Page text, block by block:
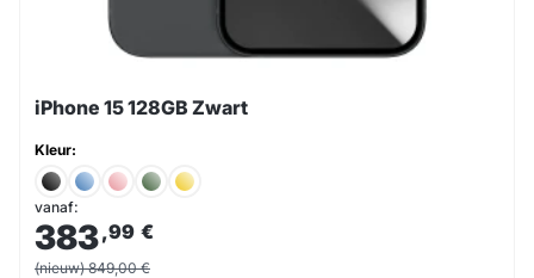
iPhone 15 128GB Zwart
Kleur:
vanaf:
383,99 €
(nieuw) 849,00 €